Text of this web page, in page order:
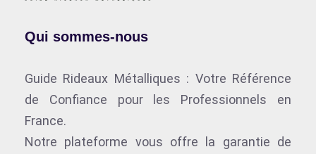
Qui sommes-nous
Guide Rideaux Métalliques : Votre Référence
de Confiance pour les Professionnels en
France.
Notre plateforme vous offre la garantie de